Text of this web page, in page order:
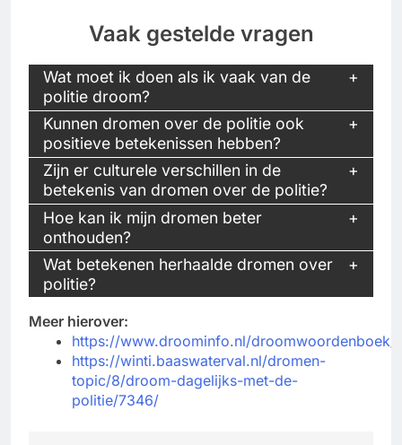
Vaak gestelde vragen
Wat moet ik doen als ik vaak van de
politie droom?
Kunnen dromen over de politie ook
positieve betekenissen hebben?
Zijn er culturele verschillen in de
betekenis van dromen over de politie?
Hoe kan ik mijn dromen beter
onthouden?
Wat betekenen herhaalde dromen over
politie?
Meer hierover:
https://www.droominfo.nl/
https://winti.baaswaterval.nl/dromen-
topic/8/droom-dagelijks-met-de-
politie/7346/